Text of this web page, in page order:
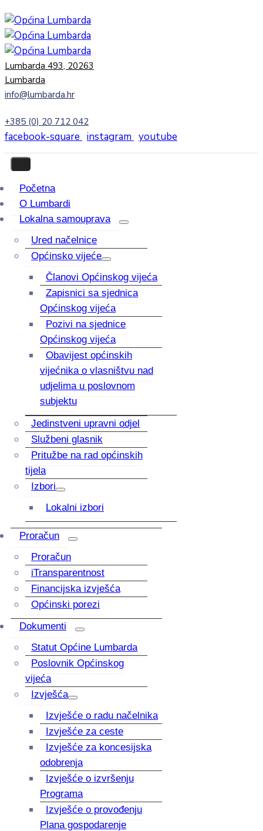
Lumbarda 493, 20263
Lumbarda
info@lumbarda.hr
+385 (0) 20 712 042
facebook-square instagram youtube
Početna
O Lumbardi
Lokalna samouprava
Ured načelnice
Općinsko vijeće
Članovi Općinskog vijeća
Zapisnici sa sjednica
Općinskog vijeća
Pozivi na sjednice
Općinskog vijeća
Obavijest općinskih
vijećnika o vlasništvu nad
udjelima u poslovnom
subjektu
Jedinstveni upravni odjel
Službeni glasnik
Pritužbe na rad općinskih
tijela
Izbori
Lokalni izbori
Proračun
Proračun
iTransparentnost
Financijska izvješća
Općinski porezi
Dokumenti
Statut Općine Lumbarda
Poslovnik Općinskog
vijeća
Izvješća
Izvješće o radu načelnika
Izvješće za ceste
Izvješće za koncesijska
odobrenja
Izvješće o izvršenju
Programa
Izvješće o provođenju
Plana gospodarenje